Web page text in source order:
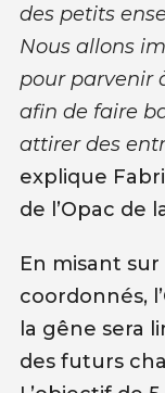
des petits
Nous allons
pour parvenir
afin de faire
attirer des
explique
de l’Opac de
En misant
coordonnés,
la gêne sera
des futurs